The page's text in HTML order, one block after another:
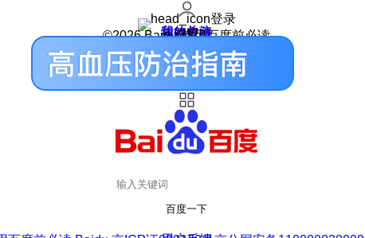
登录
我的关注
我的收藏
皮肤中心
用户反馈
设置
©2026 Baidu 使用百度前必读
百度一下